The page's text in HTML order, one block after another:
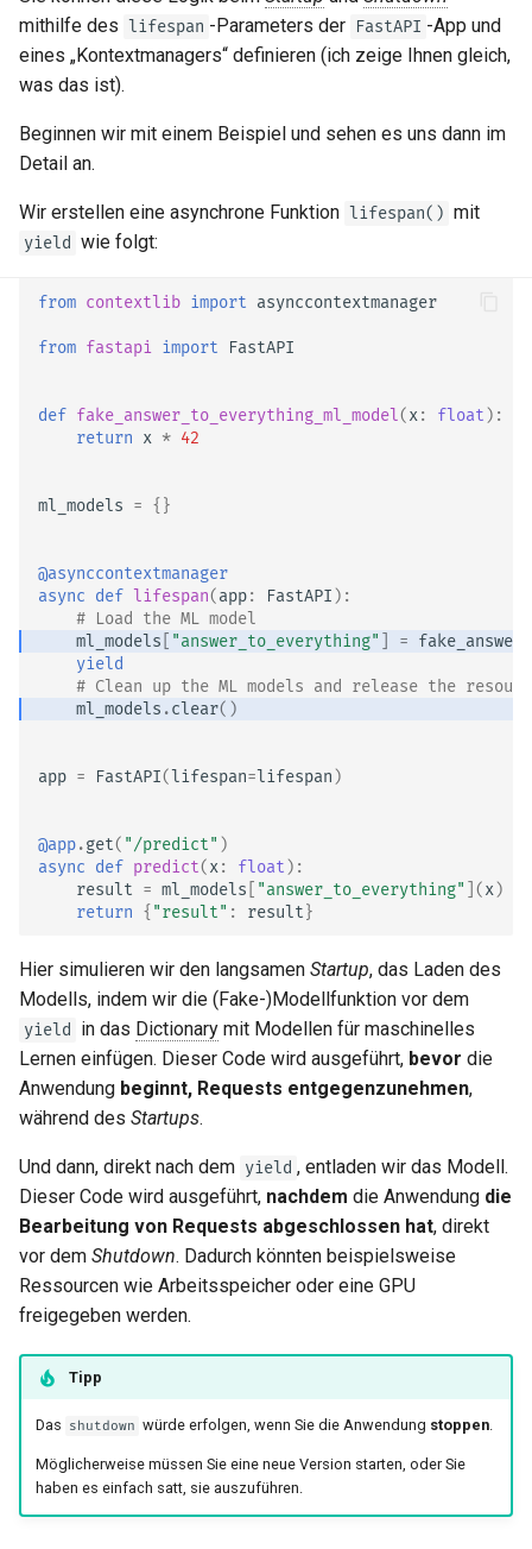
Datenbanken
Größere Anwendungen –
mehrere Dateien
JSON Lines streamen
Server-Sent Events (SSE)
Metadaten und
Dokumentations-URLs
Frontend
Debugging
mithilfe des lifespan -Parameters der FastAPI -App und
eines „Kontextmanagers“ definieren (ich zeige Ihnen gleich,
was das ist).
Beginnen wir mit einem Beispiel und sehen es uns dann im
Detail an.
Wir erstellen eine asynchrone Funktion lifespan() mit
yield wie folgt:
from contextlib import asynccontextmanager
from fastapi import FastAPI
def fake_answer_to_everything_ml_model(x: float ):
return x * 42
ml_models = {}
@asynccontextmanager
async def lifespan(app: FastAPI ):
# Load the ML model
ml_models
"answer_to_everything" =
yield
# Clean up the ML models and release the
ml_models .clear()
app = FastAPI(lifespan=lifespan )
@app.get( "/predict" )
async def predict(x: float ):
result = ml_models "answer_to_everything" ](x)
return { "result" : result }
Hier simulieren wir den langsamen Startup, das Laden des
Modells, indem wir die (Fake-)Modellfunktion vor dem
yield in das Dictionary mit Modellen für maschinelles
Lernen einfügen. Dieser Code wird ausgeführt, bevor die
Anwendung beginnt, Requests entgegenzunehmen,
während des Startups.
Und dann, direkt nach dem yield , entladen wir das Modell.
Dieser Code wird ausgeführt, nachdem die Anwendung die
Bearbeitung von Requests abgeschlossen hat, direkt
vor dem Shutdown. Dadurch könnten beispielsweise
Ressourcen wie Arbeitsspeicher oder eine GPU
freigegeben werden.
Tipp
Das shutdown würde erfolgen, wenn Sie die Anwendung stoppen.
Möglicherweise müssen Sie eine neue Version starten, oder Sie
haben es einfach satt, sie auszuführen. 🤷